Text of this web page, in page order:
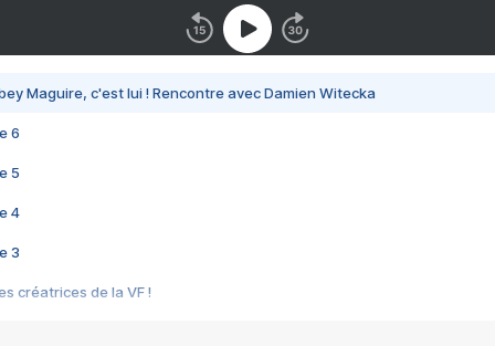
Maguire, c'est lui ! Rencontre avec Damien Witecka
6
5
4
3
créatrices de la VF !